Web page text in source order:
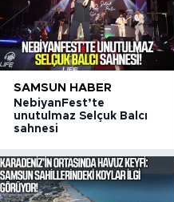
SAMSUN HABER
NebiyanFest’te
unutulmaz Selçuk Balcı
sahnesi